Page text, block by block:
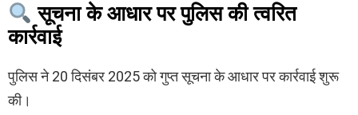
सूचना के आधार पर पुलिस की त्वरित
कार्रवाई
पुलिस ने 20 दिसंबर 2025 को गुप्त सूचना के आधार पर कार्रवाई शुरू
की।